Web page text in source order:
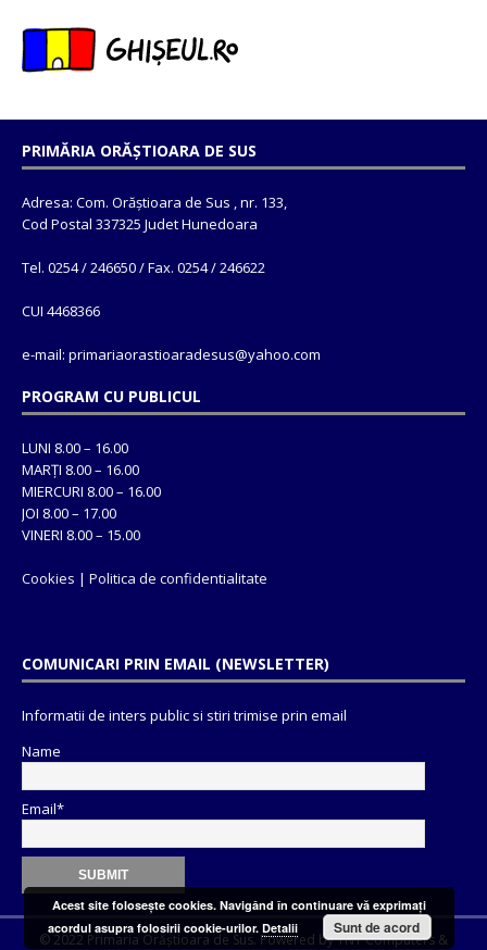
PRIMĂRIA ORĂȘTIOARA DE SUS
Adresa: Com. Orăștioara de Sus , nr. 133,
Cod Postal 337325 Judet Hunedoara
Tel. 0254 / 246650 / Fax. 0254 / 246622
CUI 4468366
e-mail: primariaorastioaradesus@yahoo.com
PROGRAM CU PUBLICUL
LUNI 8.00 – 16.00
MARȚI 8.00 – 16.00
MIERCURI 8.00 – 16.00
JOI 8.00 – 17.00
VINERI 8.00 – 15.00
Cookies | Politica de confidentialitate
COMUNICARI PRIN EMAIL (NEWSLETTER)
Informatii de inters public si stiri trimise prin email
Name
Email*
© 2022 Primaria Orăștioara de Sus. Powered byTNT Computers &
Acest site foloseşte cookies. Navigând în continuare vă exprimaţi
acordul asupra folosirii cookie-urilor. Detalii Sunt de acord